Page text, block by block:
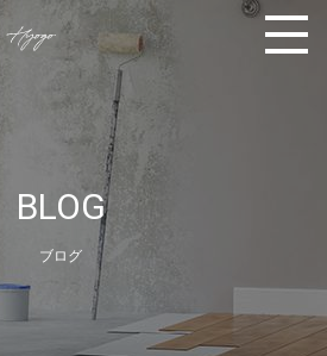
BLOG
ブログ